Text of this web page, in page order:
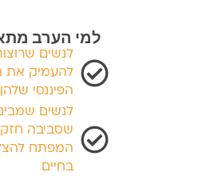
למי הערב מתאים?
לנשים שרוצות
להעמיק את הידע
הפיננסי שלהן
לנשים שמבינות
שסביבה חזקה היא
המפתח להצלחה